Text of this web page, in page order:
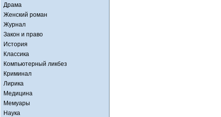
Драма
Женский роман
Журнал
Закон и право
История
Классика
Компьютерный ликбез
Криминал
Лирика
Медицина
Мемуары
Наука